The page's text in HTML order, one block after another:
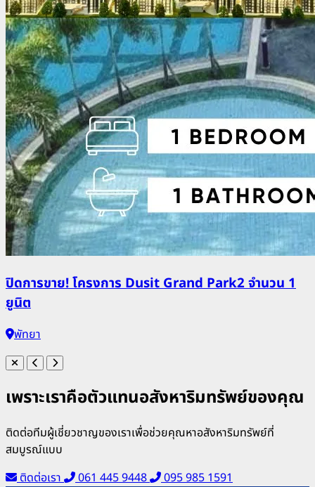
ปิดการขาย! โครงการ Dusit Grand Park2 จำนวน 1
ยูนิต
พัทยา
เพราะเราคือตัวแทนอสังหาริมทรัพย์ของคุณ
ติดต่อทีมผู้เชี่ยวชาญของเราเพื่อช่วยคุณหาอสังหาริมทรัพย์ที่
สมบูรณ์แบบ
ติดต่อเรา
061 445 9448 095 985 1591